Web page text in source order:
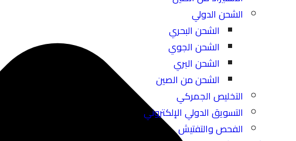
الشحن الدولي
الشحن البحري
الشحن الجوي
الشحن البري
الشحن من الصين
التخليص الجمركي
التسويق الدولي الإلكتروني
الفحص والتفتيش